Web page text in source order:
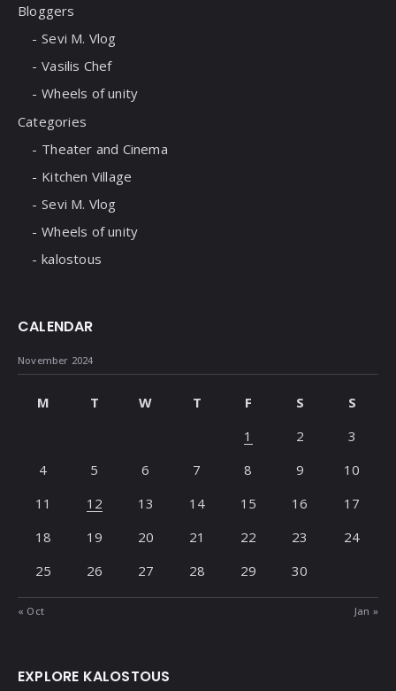
Bloggers
Sevi M. Vlog
Vasilis Chef
Wheels of unity
Categories
Theater and Cinema
Kitchen Village
Sevi M. Vlog
Wheels of unity
kalostous
CALENDAR
November 2024
M T W T F S
S
1
2
3
4
5 6 7 8 9
10
11
12 13 14 15 16
17
18
19 20 21 22 23
24
25
26 27 28 29 30
« Oct Jan »
EXPLORE KALOSTOUS